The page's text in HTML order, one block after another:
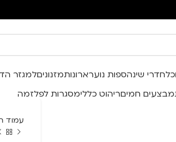
חדרי שינהספות נוערארונותמזנוניםלמגזר
מבצעים חמיםריהוט כללימסגרות לפלזמה
עמוד